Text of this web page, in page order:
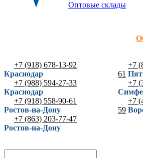
Оптовые склады
+7 (918) 678-13-92
Краснодар
+7 (988) 594-27-33
Краснодар
+7 (918) 558-90-61
Ростов-на-Дону
+7 (863) 203-77-47
Ростов-на-Дону
+7
61
+7
+7
59